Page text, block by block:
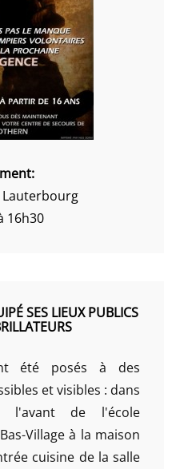
Lauterbourg
16h30
SES LIEUX PUBLICS
été posés à des
et visibles : dans
l'avant de l'école
Village à la maison
cuisine de la salle